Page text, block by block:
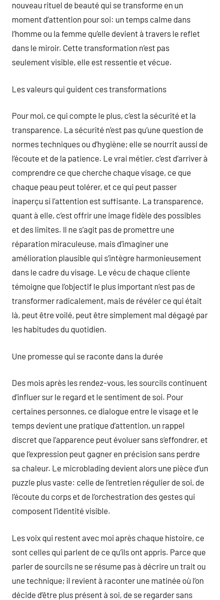
nouveau rituel de beauté qui se transforme en un
moment d’attention pour soi: un temps calme dans
l’homme ou la femme qu’elle devient à travers le reflet
dans le miroir. Cette transformation n’est pas
seulement visible, elle est ressentie et vécue.
Les valeurs qui guident ces transformations
Pour moi, ce qui compte le plus, c’est la sécurité et la
transparence. La sécurité n’est pas qu’une question de
normes techniques ou d’hygiène; elle se nourrit aussi de
l’écoute et de la patience. Le vrai métier, c’est d’arriver à
comprendre ce que cherche chaque visage, ce que
chaque peau peut tolérer, et ce qui peut passer
inaperçu si l’attention est suffisante. La transparence,
quant à elle, c’est offrir une image fidèle des possibles
et des limites. Il ne s’agit pas de promettre une
réparation miraculeuse, mais d’imaginer une
amélioration plausible qui s’intègre harmonieusement
dans le cadre du visage. Le vécu de chaque cliente
témoigne que l’objectif le plus important n’est pas de
transformer radicalement, mais de révéler ce qui était
là, peut être voilé, peut être simplement mal dégagé par
les habitudes du quotidien.
Une promesse qui se raconte dans la durée
Des mois après les rendez-vous, les sourcils continuent
d’influer sur le regard et le sentiment de soi. Pour
certaines personnes, ce dialogue entre le visage et le
temps devient une pratique d’attention, un rappel
discret que l’apparence peut évoluer sans s’effondrer, et
que l’expression peut gagner en précision sans perdre
sa chaleur. Le microblading devient alors une pièce d’un
puzzle plus vaste: celle de l’entretien régulier de soi, de
l’écoute du corps et de l’orchestration des gestes qui
composent l’identité visible.
Les voix qui restent avec moi après chaque histoire, ce
sont celles qui parlent de ce qu’ils ont appris. Parce que
parler de sourcils ne se résume pas à décrire un trait ou
une technique; il revient à raconter une matinée où l’on
décide d’être plus présent à soi, de se regarder sans